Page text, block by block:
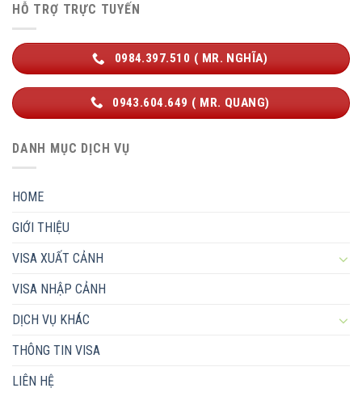
HỖ TRỢ TRỰC TUYẾN
0984.397.510 ( MR. NGHĨA)
0943.604.649 ( MR. QUANG)
DANH MỤC DỊCH VỤ
HOME
GIỚI THIỆU
VISA XUẤT CẢNH
VISA NHẬP CẢNH
DỊCH VỤ KHÁC
THÔNG TIN VISA
LIÊN HỆ